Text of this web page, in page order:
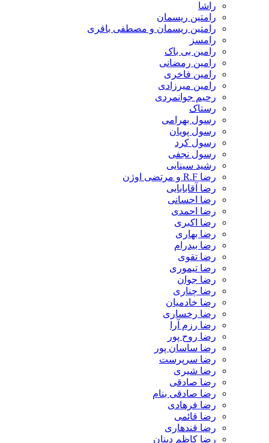
رامتین ریسمان
رامتین ریسمان و مصطفی باقری
رامسز
رامین بی باک
رامین رمضانی
رامین فاخری
رامین میرزادی
رحیم جوانمردی
رستاک
رسول بهرامی
رسول پویان
رسول کرد
رسول نجفی
رشید سینایی
رضا آقابابایی
رضا احسانی
رضا احمدی
رضا اکبری
رضا بهاری
رضا بیدرام
رضا تقوی
رضا تیموری
رضا جوان
رضا چناری
رضا خادمیان
رضا رخساری
رضا رزم آرا
رضا روح پور
رضا ساسان پور
رضا سرپرست
رضا شیری
رضا صادقی
رضا صادقی بنام
رضا فرهادی
رضا قائمی
رضا قندهاری
رضا کاظم دینان